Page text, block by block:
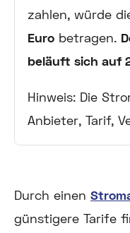
zahlen, würde
Euro betragen.
beläuft sich auf
Hinweis: Die
Anbieter, Tarif,
Durch einen
günstigere Tarife